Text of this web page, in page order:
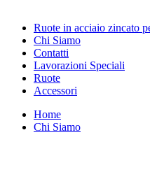
Ruote in acciaio zincato
Chi Siamo
Contatti
Lavorazioni Speciali
Ruote
Accessori
Home
Chi Siamo